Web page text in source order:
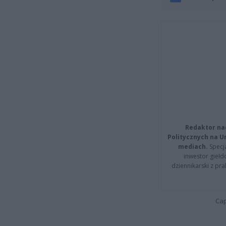
Redaktor
Politycznych na
mediach.
inwestor
dziennikarski z